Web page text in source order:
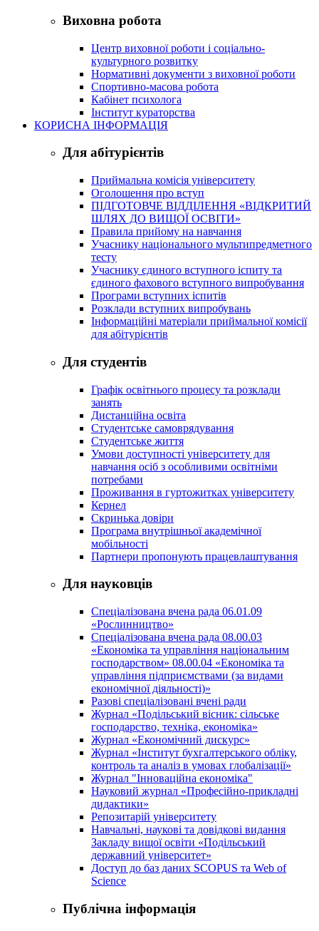
Виховна робота
Центр виховної роботи і соціально-
культурного розвитку
Нормативні документи з виховної роботи
Спортивно-масова робота
Кабінет психолога
Інститут кураторства
КОРИСНА ІНФОРМАЦІЯ
Для абітурієнтів
Приймальна комісія університету
Оголошення про вступ
ПІДГОТОВЧЕ ВІДДІЛЕННЯ «ВІДКРИТИЙ
ШЛЯХ ДО ВИЩОЇ ОСВІТИ»
Правила прийому на навчання
Учаснику національного мультипредметного
тесту
Учаснику єдиного вступного іспиту та
єдиного фахового вступного випробування
Програми вступних іспитів
Розклади вступних випробувань
Інформаційні матеріали приймальної комісії
для абітурієнтів
Для студентів
Графік освітнього процесу та розклади
занять
Дистанційна освіта
Студентське самоврядування
Студентське життя
Умови доступності університету для
навчання осіб з особливими освітніми
потребами
Проживання в гуртожитках університету
Кернел
Скринька довіри
Програма внутрішньої академічної
мобільності
Партнери пропонують працевлаштування
Для науковців
Спеціалізована вчена рада 06.01.09
«Рослинництво»
Спеціалізована вчена рада 08.00.03
«Економіка та управління національним
господарством» 08.00.04 «Економіка та
управління підприємствами (за видами
економічної діяльності)»
Разові спеціалізовані вчені ради
Журнал «Подільський вісник: сільське
господарство, техніка, економіка»
Журнал «Економічний дискурс»
Журнал «Інститут бухгалтерського обліку,
контроль та аналіз в умовах глобалізації»
Журнал "Інноваційна економіка"
Науковий журнал «Професійно-прикладні
дидактики»
Репозитарій університету
Навчальні, наукові та довідкові видання
Закладу вищої освіти «Подільський
державний університет»
Доступ до баз даних SCOPUS та Web of
Science
Публічна інформація